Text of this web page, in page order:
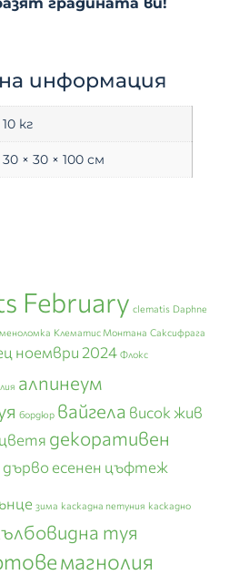
информация
10 кг
30 × 30 × 100 см
February clematis Daphne
Клематис Монтана Саксифрага
ноември 2024 Флокс
алпинеум
бордюр вайгела висок жив
декоративен
есенен цъфтеж
зима каскадна петуния каскадно
туя
магнолия